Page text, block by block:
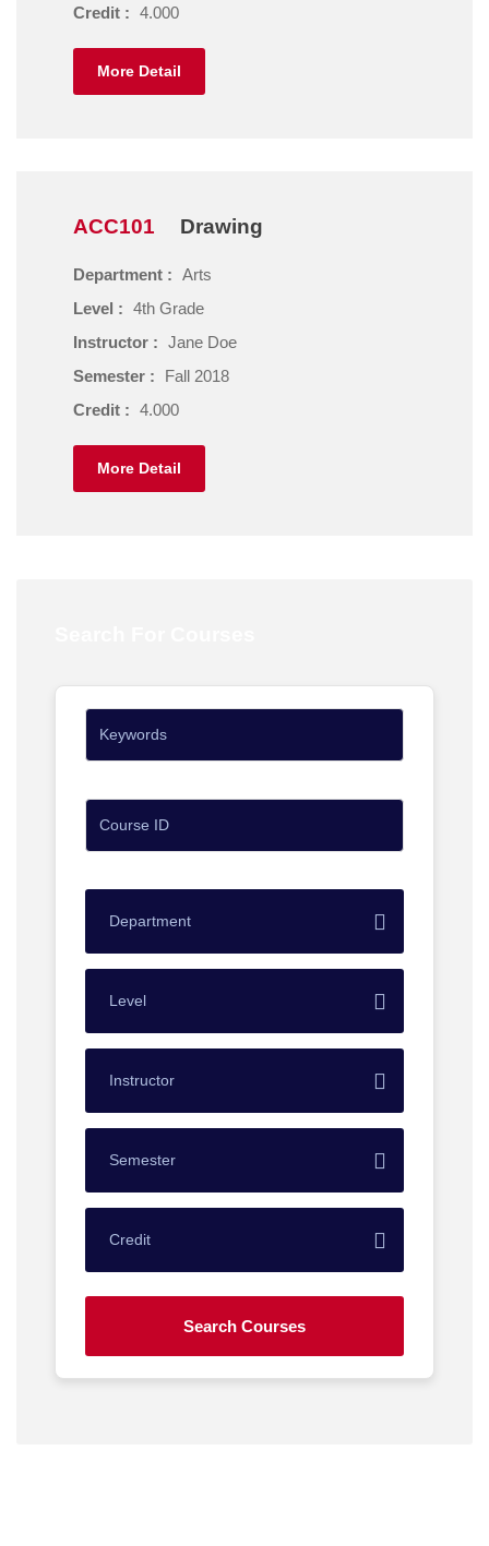
Credit : 4.000
More Detail
ACC101 Drawing
Department : Arts
Level : 4th Grade
Instructor : Jane Doe
Semester :
Fall 2018
Credit : 4.000
More Detail